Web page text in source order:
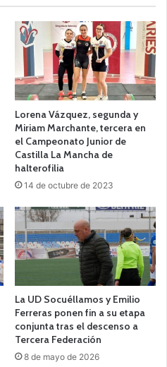
Lorena Vázquez, segunda y
Miriam Marchante, tercera en
el Campeonato Junior de
Castilla La Mancha de
halterofilia
14 de octubre de 2023
La UD Socuéllamos y Emilio
Ferreras ponen fin a su etapa
conjunta tras el descenso a
Tercera Federación
8 de mayo de 2026